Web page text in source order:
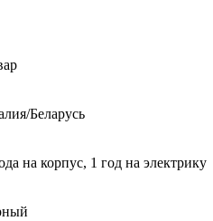
Беларусь
на корпус, 1 год на электрику